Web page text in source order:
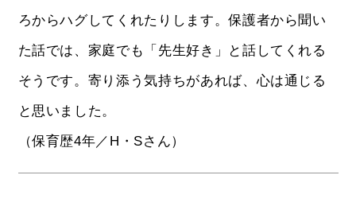
ろからハグしてくれたりします。保護者から聞い
た話では、家庭でも「先生好き」と話してくれる
そうです。寄り添う気持ちがあれば、心は通じる
と思いました。
（保育歴4年／H・Sさん）